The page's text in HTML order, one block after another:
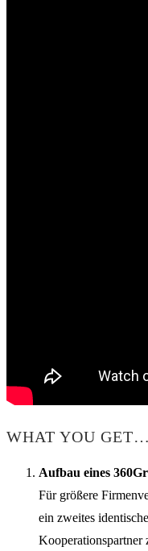
WHAT YOU GET…
Aufbau eines
Für größere
ein zweites
Kooperationspartner